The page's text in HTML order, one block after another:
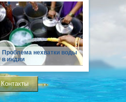
Проблема нехватки воды
в индии
Контакты